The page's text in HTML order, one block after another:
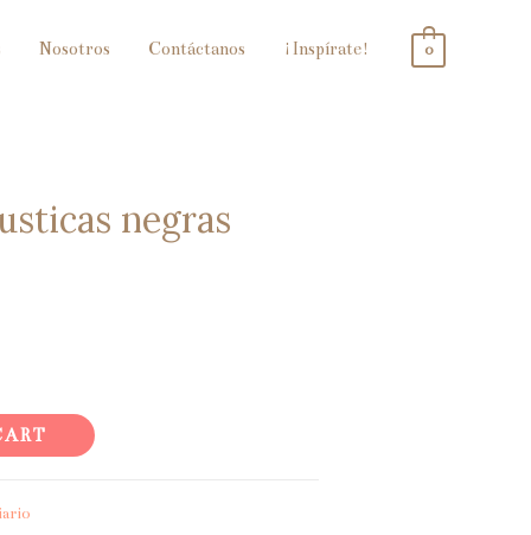
Nosotros Contáctanos ¡Inspírate! 0
negras